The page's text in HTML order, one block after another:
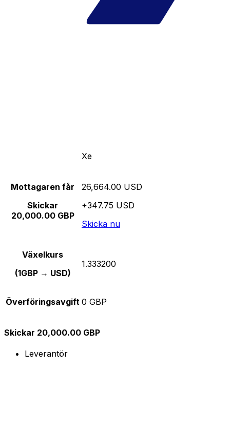
Xe
Mottagaren får
Skickar
20,000.00 GBP
26,664.00 USD
+347.75 USD
Skicka nu
Växelkurs
(1GBP → USD)
1.333200
Överföringsavgift 0 GBP
Skickar 20,000.00 GBP
Leverantör